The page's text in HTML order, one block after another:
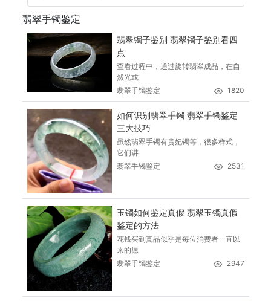
翡翠手镯鉴定
翡翠镯子鉴别 翡翠镯子鉴别看四
点
查看过程中，通过旋转翡翠成品，在自
然光或
翡翠手镯鉴定
1820
如何识别翡翠手镯 翡翠手镯鉴定
三大技巧
虽然翡翠手镯有贵妃镯等，很多样式，
它们讲
翡翠手镯鉴定
2531
玉镯如何鉴定真假 翡翠玉镯真假
鉴定的方法
花钱买到真品似乎是每位消费者一直以
来的愿
翡翠手镯鉴定
2947